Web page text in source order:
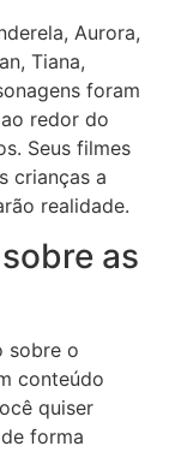
Aurora,
Tiana,
foram
redor do
Seus filmes
crianças a
realidade.
as
sobre o
conteúdo
quiser
forma